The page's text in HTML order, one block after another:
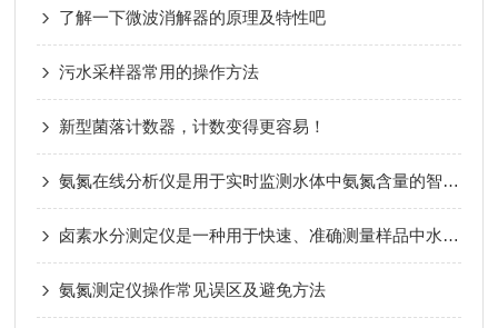
了解一下微波消解器的原理及特性吧
污水采样器常用的操作方法
新型菌落计数器，计数变得更容易！
氨氮在线分析仪是用于实时监测水体中氨氮含量的智能型工业检测设备
卤素水分测定仪是一种用于快速、准确测量样品中水分含量的仪器
氨氮测定仪操作常见误区及避免方法